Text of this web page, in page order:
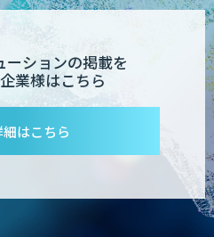
ーションの掲載を
業様はこちら
細はこちら